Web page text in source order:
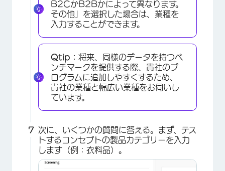
×
B2CかB2Bかによって異なります。
その他」を選択した場合は、業種を
入力することができます。
Qtip： 将来、同様のデータを持つベ
ンチマークを提供する際、貴社のプ
ログラムに追加しやすくするため、
貴社の業種と幅広い業種をお伺いし
ています。
次に、いくつかの質問に答える。まず、テス
トするコンセプトの製品カテゴリーを入力
します（例：衣料品）。